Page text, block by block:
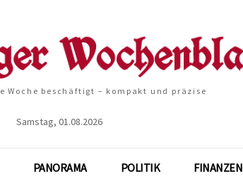
Woche beschäftigt – kompakt und präzise
Samstag, 01.08.2026
PANORAMA POLITIK FINANZEN